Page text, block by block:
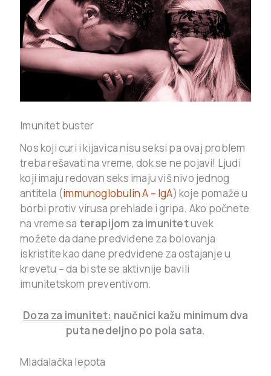
Imunitet buster
Nos koji curi i kijavica nisu seksi pa ovaj problem
treba rešavati na vreme, dok se ne pojavi! Ljudi
koji imaju redovan seks imaju viš nivo jednog
antitela (immunoglobulin A – IgA) koje pomaže u
borbi protiv virusa prehlade i gripa. Ako počnete
na vreme sa terapijom za imunitetuvek
možete da dane predviđene za bolovanja
iskristite kao dane predviđene za ostajanje u
krevetu – da bi ste se aktivnije bavili
imunitetskom preventivom.
Doza za imunitet: naučnici kažu minimum dva
puta nedeljno po pola sata.
Mladalačka lepota